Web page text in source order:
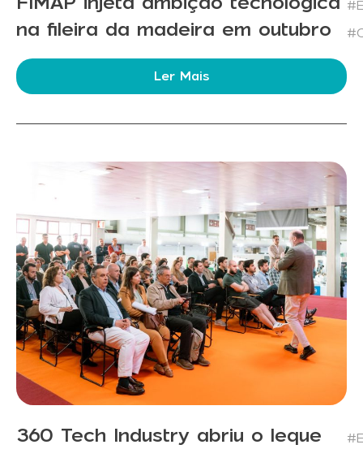
na fileira da madeira em outubro
Ler Mais
360 Tech Industry abriu o leque